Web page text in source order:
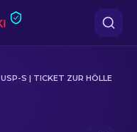
USP-S | TICKET ZUR HÖLLE